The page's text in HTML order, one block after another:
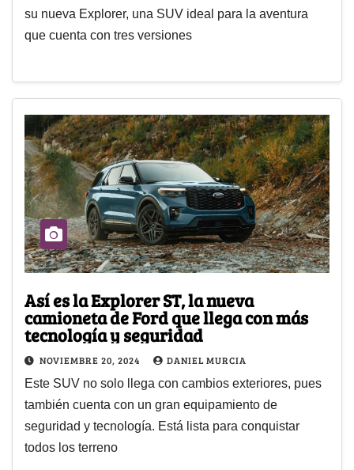
su nueva Explorer, una SUV ideal para la aventura
que cuenta con tres versiones
Así es la Explorer ST, la nueva
camioneta de Ford que llega con más
tecnología y seguridad
NOVIEMBRE 20, 2024 DANIEL MURCIA
Este SUV no solo llega con cambios exteriores, pues
también cuenta con un gran equipamiento de
seguridad y tecnología. Está lista para conquistar
todos los terreno